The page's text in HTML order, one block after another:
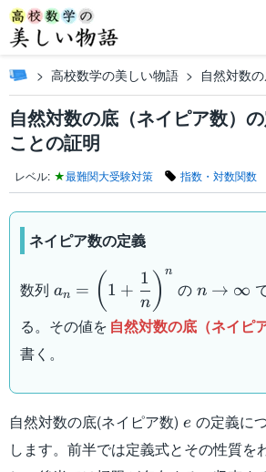
高校数学の美しい物語 自然対数
自然対数の底（ネイピア数）
ことの証明
レベル: ★最難関大受験対策 指数・対数関数
ネイピア数の定義
数列
a_n=\left(1+\dfrac{1}
{n}\right)^n
an = ( 1 +
n
1 ) n
の \infty
n → ∞
る。その値を 自然対数の底（ネイピ
書く。
自然対数の底(ネイピア数) e
e の定義に
します。前半では定義式とその性質を